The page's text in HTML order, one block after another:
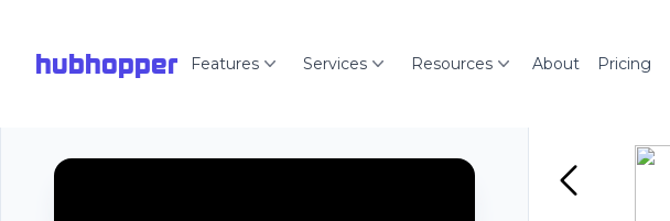
hubhopper Features Services Resources About Pricing